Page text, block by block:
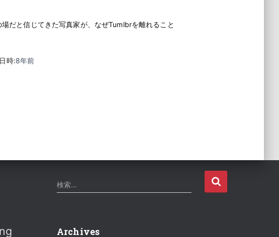
だと信じてきた写真家が、なぜTumlbrを離れること
時:8年前
検
索
検索…
Archives